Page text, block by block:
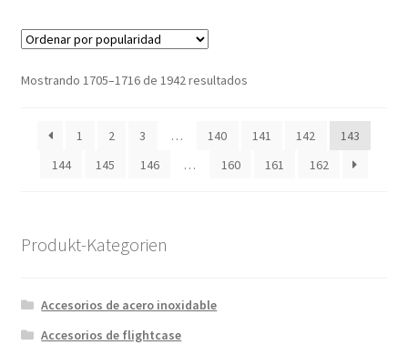
Mostrando 1705–1716 de 1942 resultadosOrdenado
1
2 3 … 140 141 142
143
144
145 146 … 160 161 162
Produkt-Kategorien
Accesorios de acero inoxidable
Accesorios de flightcase